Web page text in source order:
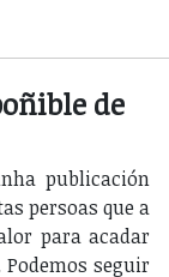
de
publicación
persoas que a
para acadar
seguir